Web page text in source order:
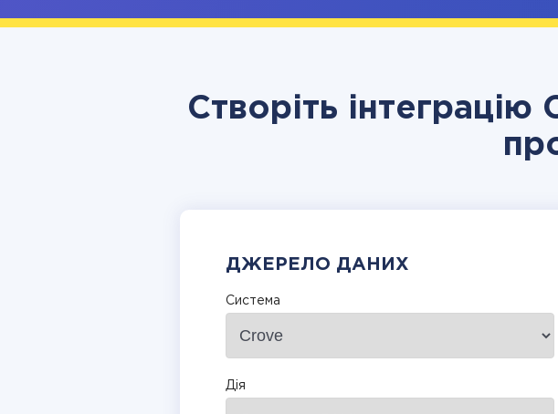
Створіть
ДЖЕРЕЛО ДАНИХ
Система
Дія